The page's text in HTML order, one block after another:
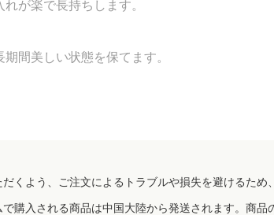
が楽で長持ちします。
間美しい状態を保てます。
くよう、ご注文によるトラブルや損失を避けるた
購入される商品は中国大陸から発送されます。商